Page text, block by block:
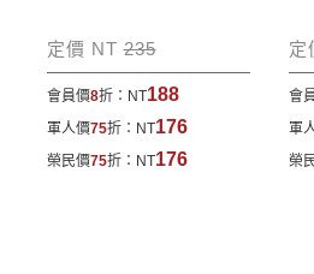
包裹運送，一律免運費；899元
費。外文書籍將由專人估價
，
定價 NT235
會員價8折： NT188
軍人價75折： NT176
榮民價75折： NT176
會
軍
榮